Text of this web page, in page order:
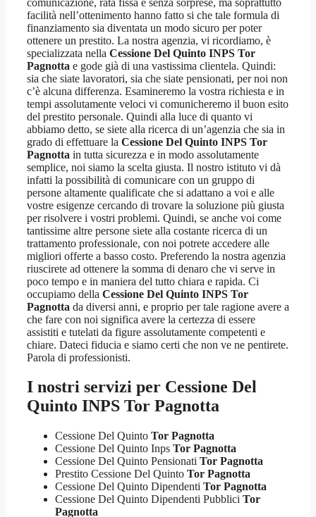
facilità nell’ottenimento hanno fatto si che tale formula di
finanziamento sia diventata un modo sicuro per poter
ottenere un prestito. La nostra agenzia, vi ricordiamo, è
specializzata nella Cessione Del Quinto INPS Tor
Pagnotta e gode già di una vastissima clientela. Quindi:
sia che siate lavoratori, sia che siate pensionati, per noi non
c’è alcuna differenza. Esamineremo la vostra richiesta e in
tempi assolutamente veloci vi comunicheremo il buon esito
del prestito personale. Quindi alla luce di quanto vi
abbiamo detto, se siete alla ricerca di un’agenzia che sia in
grado di effettuare la Cessione Del Quinto INPS Tor
Pagnotta in tutta sicurezza e in modo assolutamente
semplice, noi siamo la scelta giusta. Il nostro istituto vi dà
infatti la possibilità di comunicare con un gruppo di
persone altamente qualificate che si adattano a voi e alle
vostre esigenze cercando di trovare la soluzione più giusta
per risolvere i vostri problemi. Quindi, se anche voi come
tantissime altre persone siete alla costante ricerca di un
trattamento professionale, con noi potrete accedere alle
migliori offerte a basso costo. Preferendo la nostra agenzia
riuscirete ad ottenere la somma di denaro che vi serve in
poco tempo e in maniera del tutto chiara e rapida. Ci
occupiamo della Cessione Del Quinto INPS Tor
Pagnotta da diversi anni, e proprio per tale ragione avere a
che fare con noi significa avere la certezza di essere
assistiti e tutelati da figure assolutamente competenti e
chiare. Dateci fiducia e siamo certi che non ve ne pentirete.
Parola di professionisti.
I nostri servizi per Cessione Del
Quinto INPS Tor Pagnotta
Cessione Del Quinto Tor Pagnotta
Cessione Del Quinto Inps Tor Pagnotta
Cessione Del Quinto Pensionati Tor Pagnotta
Prestito Cessione Del Quinto Tor Pagnotta
Cessione Del Quinto Dipendenti Tor Pagnotta
Cessione Del Quinto Dipendenti Pubblici Tor
Pagnotta